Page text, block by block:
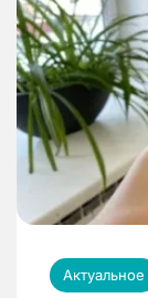
Актуальное